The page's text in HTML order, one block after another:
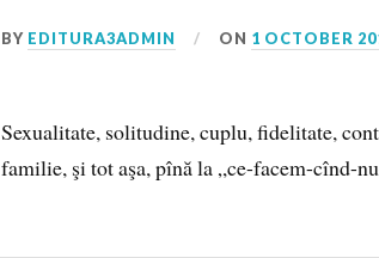
BY EDITURA3ADMIN ON 1 OCTOBER
Sexualitate, solitudine, cuplu, fidelitate,
familie, şi tot aşa, pînă la „ce-facem-cînd-